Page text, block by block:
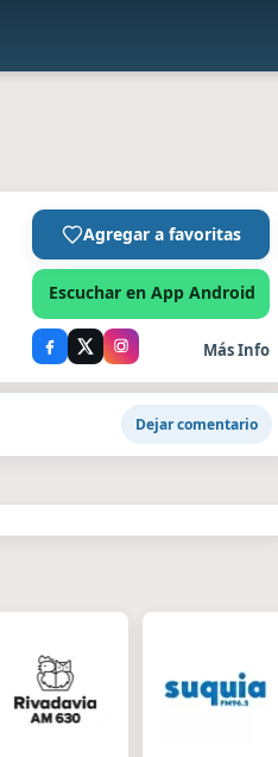
Agregar a favoritas
Escuchar en App Android
Más Info
Dejar comentario